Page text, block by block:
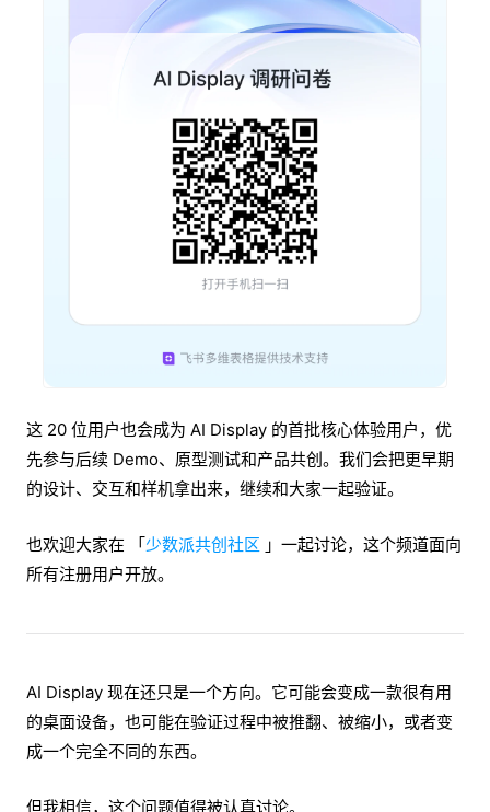
这 20 位用户也会成为 AI Display 的首批核心体验用户，优
先参与后续 Demo、原型测试和产品共创。我们会把更早期
的设计、交互和样机拿出来，继续和大家一起验证。
也欢迎大家在 「少数派共创社区 」一起讨论，这个频道面向
所有注册用户开放。
AI Display 现在还只是一个方向。它可能会变成一款很有用
的桌面设备，也可能在验证过程中被推翻、被缩小，或者变
成一个完全不同的东西。
但我相信，这个问题值得被认真讨论。